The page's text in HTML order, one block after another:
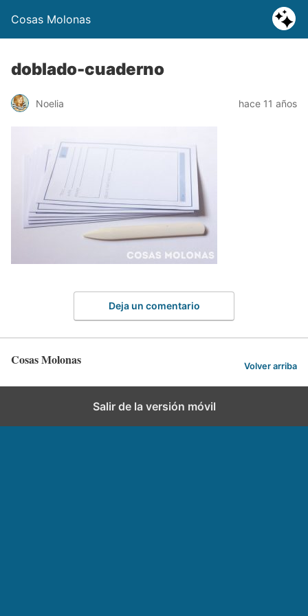
Cosas Molonas
doblado-cuaderno
Noelia hace 11 años
Deja un comentario
Cosas Molonas Volver arriba
Salir de la versión móvil